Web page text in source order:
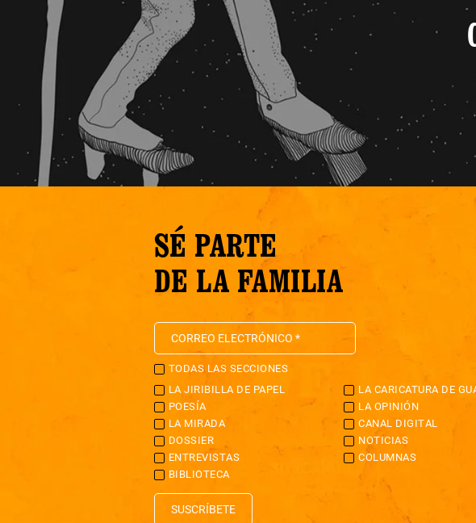
SÉ PARTE
DE LA FAMILIA
TODAS LAS SECCIONES
LA JIRIBILLA DE PAPEL
LA CARICATURA DE
POESÍA
LA OPINIÓN
LA MIRADA
CANAL DIGITAL
DOSSIER
NOTICIAS
ENTREVISTAS
COLUMNAS
BIBLIOTECA
SUSCRÍBETE